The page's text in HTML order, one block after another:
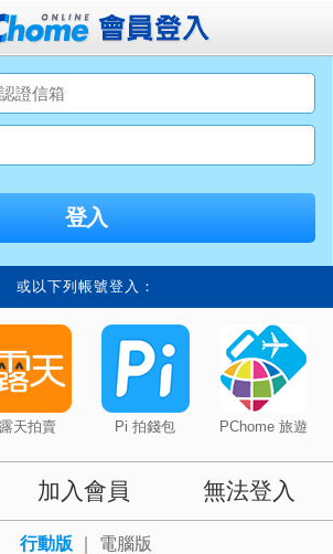
或以下列帳號登入：
露天拍賣 Pi 拍錢包 PChome 旅遊
加入會員 無法登入
行動版 電腦版